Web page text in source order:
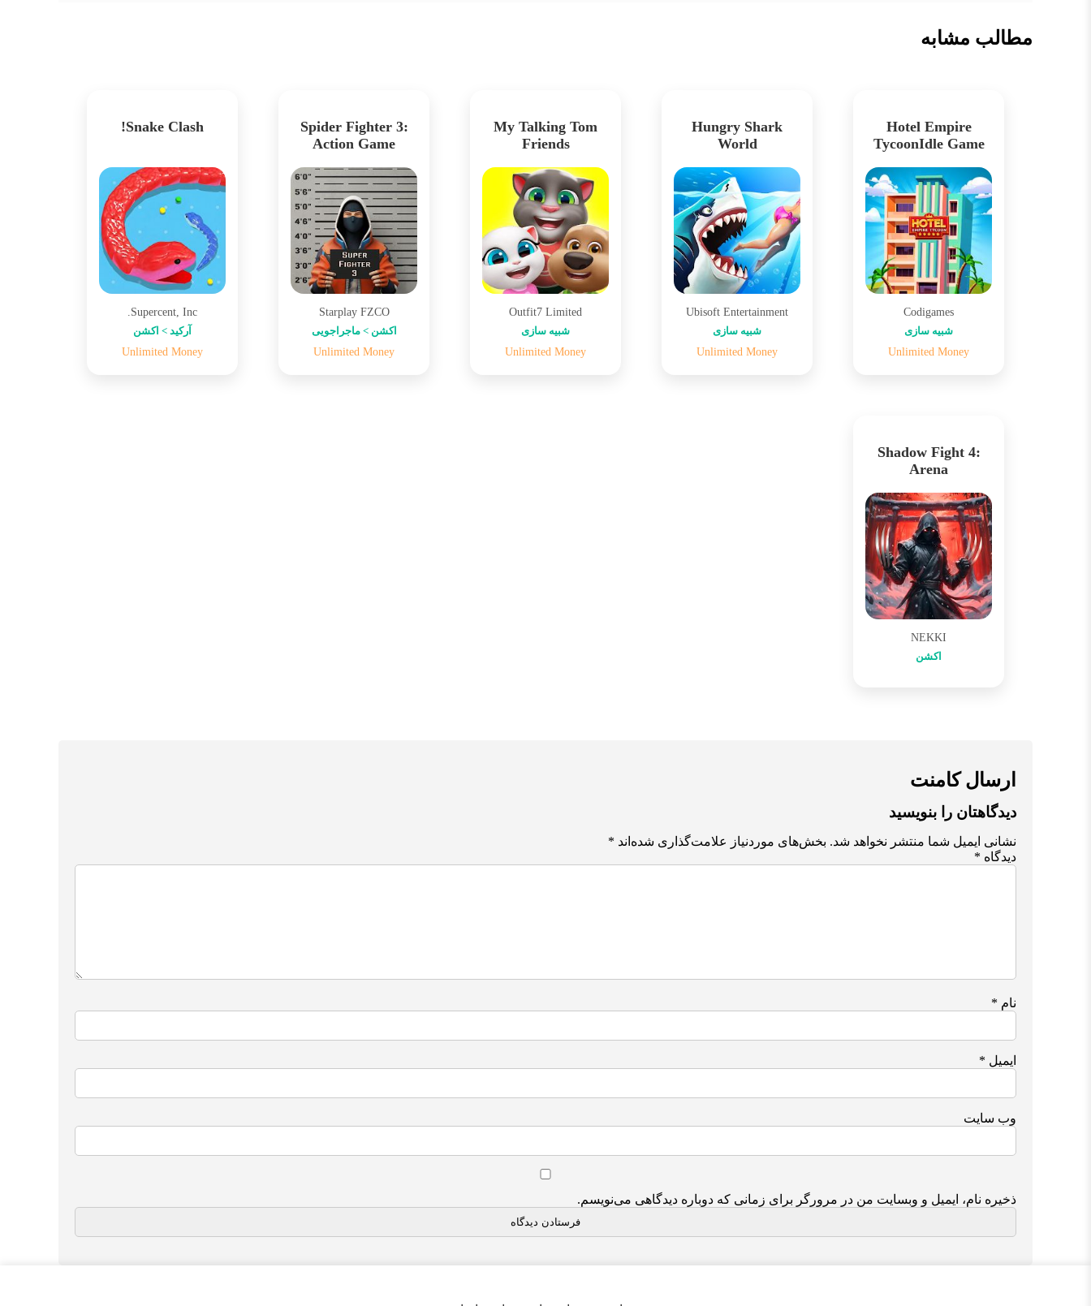
مطالب مشابه
Hotel Empire
TycoonIdle Game
Codigames
شبیه سازی
Unlimited Money
Hungry Shark
World
Ubisoft Entertainment
شبیه سازی
Unlimited Money
My Talking Tom
Friends
Outfit7 Limited
شبیه سازی
Unlimited Money
Spider Fighter 3:
Action Game
Starplay FZCO
اکشن > ماجراجویی
Unlimited Money
Snake Clash!
Supercent, Inc.
آرکید > اکشن
Unlimited Money
Shadow Fight 4:
Arena
NEKKI
اکشن
ارسال کامنت
دیدگاهتان را بنویسید
نشانی ایمیل شما منتشر نخواهد شد. بخش‌های موردنیاز علامت‌گذاری شده‌اند *
دیدگاه *
نام *
ایمیل *
وب‌ سایت
ذخیره نام، ایمیل و وبسایت من در مرورگر برای زمانی که دوباره دیدگاهی می‌نویسم.